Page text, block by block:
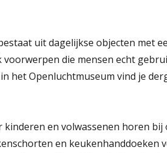
uit dagelijkse objecten met
die mensen echt
het Openluchtmuseum vind je
en volwassenen horen bij
en keukenhanddoeken